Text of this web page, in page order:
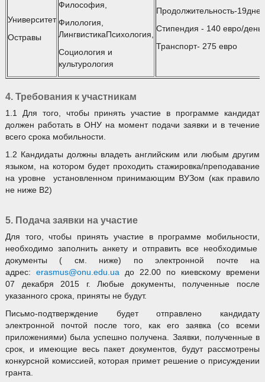
Университет
Остравы
Философия,
Филология,
ЛингвистикаПсихология,
Социология и
культурология
Продолжительность-19дней
Стипендия - 140 евро/день
Транспорт- 275 евро
4. Требования к участникам
1.1 Для того, чтобы принять участие в программе кандидат
должен работать в ОНУ на момент подачи заявки и в течение
всего срока мобильности.
1.2 Кандидаты должны владеть английским или любым другим
языком, на котором будет проходить стажировка/преподавание
на уровне установленном принимающим ВУЗом (как правило
не ниже В2)
5. Подача заявки на участие
Для того, чтобы принять участие в программе мобильности,
необходимо заполнить анкету и отправить все необходимые
документы ( см. ниже) по электронной почте на
адрес: erasmus@onu.edu.uaдо 22.00 по киевскому времени
07 декабря 2015 г. Любые документы, полученные после
указанного срока, приняты не будут.
Письмо-подтверждение будет отправлено кандидату
электронной почтой после того, как его заявка (со всеми
приложениями) была успешно получена. Заявки, полученные в
срок, и имеющие весь пакет документов, будут рассмотрены
конкурсной комиссией, которая примет решение о присуждении
гранта.